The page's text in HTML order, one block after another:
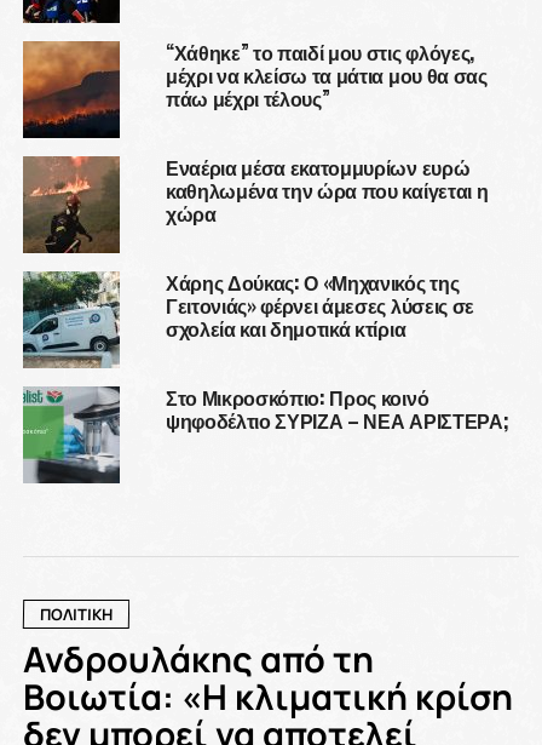
“Χάθηκε” το παιδί μου στις φλόγες,
μέχρι να κλείσω τα μάτια μου θα σας
πάω μέχρι τέλους”
Εναέρια μέσα εκατομμυρίων ευρώ
καθηλωμένα την ώρα που καίγεται η
χώρα
Χάρης Δούκας: Ο «Μηχανικός της
Γειτονιάς» φέρνει άμεσες λύσεις σε
σχολεία και δημοτικά κτίρια
Στο Μικροσκόπιο: Προς κοινό
ψηφοδέλτιο ΣΥΡΙΖΑ – ΝΕΑ ΑΡΙΣΤΕΡΑ;
ΠΟΛΙΤΙΚΗ
Ανδρουλάκης από τη
Βοιωτία: «Η κλιματική κρίση
δεν μπορεί να αποτελεί